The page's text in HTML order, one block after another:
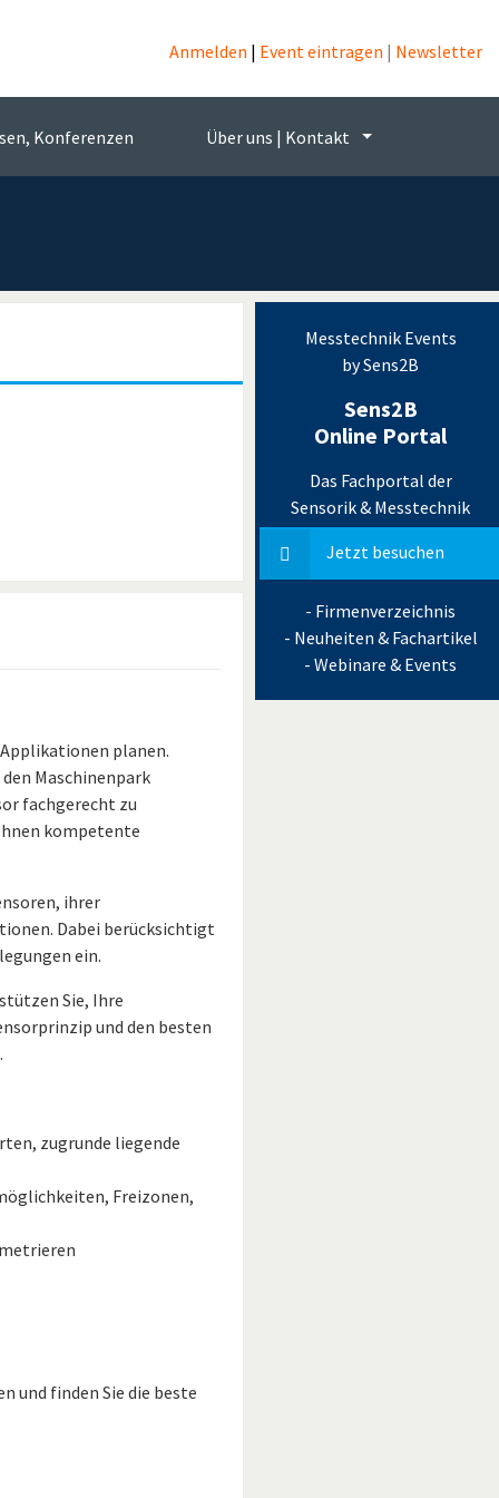
Anmelden | Event eintragen | Newsletter
Konferenzen Über uns | Kontakt
planen.
Maschinenpark
fachgerecht zu
kompetente
ihrer
Dabei berücksichtigt
ein.
Sie, Ihre
und den besten
zugrunde liegende
Freizonen,
und finden Sie die beste
Messtechnik Events
by Sens2B
Sens2B
Online Portal
Das Fachportal der
Sensorik & Messtechnik
Jetzt besuchen
- Firmenverzeichnis
- Neuheiten & Fachartikel
- Webinare & Events